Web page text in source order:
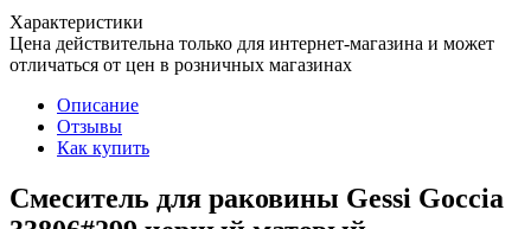
Характеристики
Цена действительна только для интернет-магазина и может
отличаться от цен в розничных магазинах
Описание
Отзывы
Как купить
Смеситель для раковины Gessi Goccia